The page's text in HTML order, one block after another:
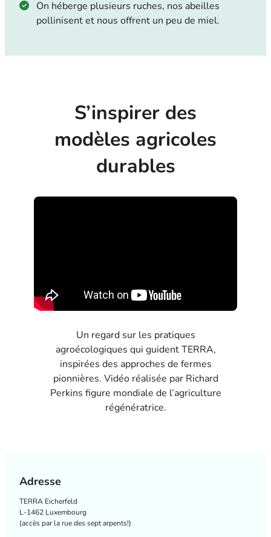
On héberge plusieurs ruches, nos abeilles
pollinisent et nous offrent un peu de miel.
S’inspirer des
modèles agricoles
durables
Un regard sur les pratiques
agroécologiques qui guident TERRA,
inspirées des approches de fermes
pionnières. Vidéo réalisée par Richard
Perkins figure mondiale de l’agriculture
régénératrice.
Adresse
TERRA Eicherfeld
L-1462 Luxembourg
(accès par la rue des sept arpents!)